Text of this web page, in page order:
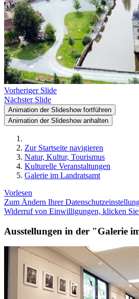
Vorheriger Slide
Nächster Slide
Animation der Slideshow fortführen
Animation der Slideshow anhalten
Zur Startseite navigieren
Natur, Kultur, Tourismus
Kulturelle Veranstaltungen
Galerie im Landratsamt
Vorlesen
Zum Ändern Ihrer
Widerruf von Einwilligungen, klicken
Ausstellungen in der "Galerie